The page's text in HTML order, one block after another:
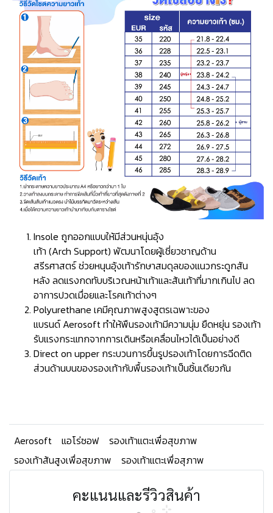
Insole ถูกออกแบบให้มีส่วนหนุ่นอุ้ง
เท้า (Arch Support) พัฒนาโดยผู้เชี่ยวชาญด้าน
สรีรศาสตร์ ช่วยหนุนอุ้งเท้ารักษาสมดุลของแนวกระดูกสัน
หลัง ลดแรงกดทับบริเวณหน้าเท้าและส้นเท้าที่มากเกินไป ลด
อาการปวดเมื่อยและโรคเท้าต่างๆ
Polyurethane เคมีคุณภาพสูงสูตรเฉพาะของ
แบรนด์ Aerosoft ทำให้พืนรองเท้ามีความนุ่ม ยืดหยุ่น รองเท้า
รับแรงกระแทกจากการเดินหรือเคลื่อนไหวได้เป็นอย่างดี
Direct on upper กระบวนการขึ้นรูปรองเท้าโดยการฉีดติด
ส่วนด้านบนของรองเท้ากับพื้นรองเท้าเป็นชิ้นเดียวกัน
Aerosoft แอโร่ซอฟ
รองเท้าแตะเพื่อสุขภาพ
รองเท้าส้นสูงเพื่อสุขภาพ
รองเท้าแตะเพื่อสุภาพ
คะแนนและรีวิวสินค้า